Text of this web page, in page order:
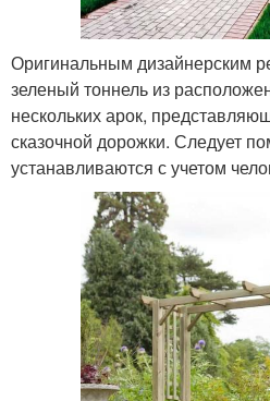
Оригинальным дизайнерским
зеленый тоннель из
нескольких арок,
сказочной дорожки. Следует
устанавливаются с учетом